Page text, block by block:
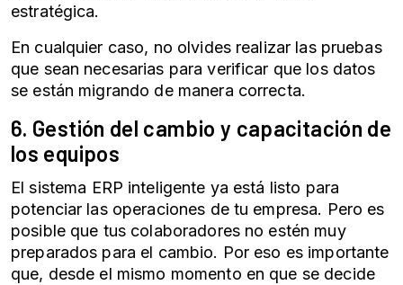
estratégica.
En cualquier caso, no olvides realizar las pruebas
que sean necesarias para verificar que los datos
se están migrando de manera correcta.
6. Gestión del cambio y capacitación de
los equipos
El sistema ERP inteligente ya está listo para
potenciar las operaciones de tu empresa. Pero es
posible que tus colaboradores no estén muy
preparados para el cambio. Por eso es importante
que, desde el mismo momento en que se decide